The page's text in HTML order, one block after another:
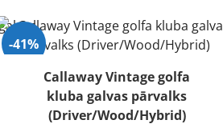
-41%
Callaway Vintage golfa
kluba galvas pārvalks
(Driver/Wood/Hybrid)